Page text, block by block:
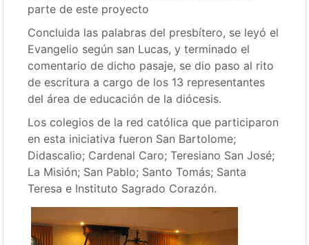
parte de este proyecto
Concluida las palabras del presbítero, se leyó el
Evangelio según san Lucas, y terminado el
comentario de dicho pasaje, se dio paso al rito
de escritura a cargo de los 13 representantes
del área de educación de la diócesis.
Los colegios de la red católica que participaron
en esta iniciativa fueron San Bartolome;
Didascalio; Cardenal Caro; Teresiano San José;
La Misión; San Pablo; Santo Tomás; Santa
Teresa e Instituto Sagrado Corazón.